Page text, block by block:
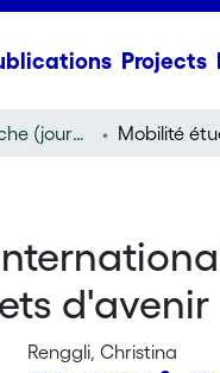
Projects
Article de recherche (journal article)
d'avenir
Renggli, Christina